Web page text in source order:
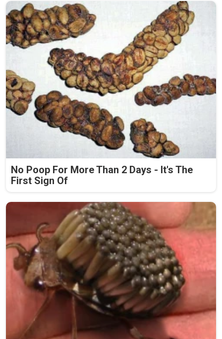
No Poop For More Than 2 Days - It's The
First Sign Of